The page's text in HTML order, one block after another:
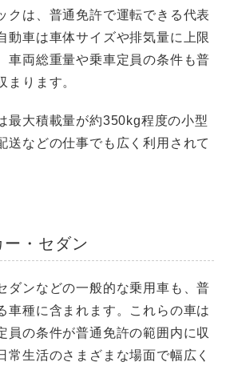
クは、普通免許で運転できる代表
動車は車体サイズや排気量に上限
車両総重量や乗車定員の条件も普
まります。
最大積載量が約350kg程度の小型
送などの仕事でも広く利用されて
ー・セダン
ダンなどの一般的な乗用車も、普
車種に含まれます。これらの車は
員の条件が普通免許の範囲内に収
常生活のさまざまな場面で幅広く